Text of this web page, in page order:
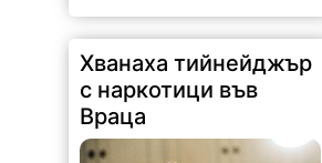
Хванаха тийнейджър
с наркотици във
Враца